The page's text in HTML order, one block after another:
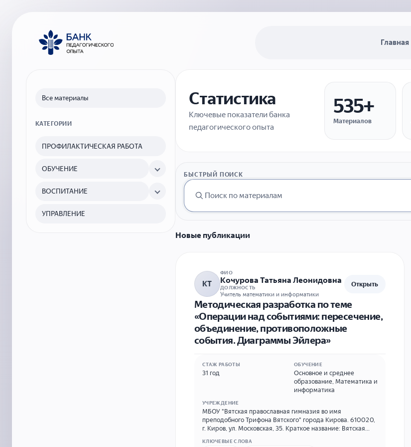
Главная
Все материалы
КАТЕГОРИИ
ПРОФИЛАКТИЧЕСКАЯ РАБОТА
ОБУЧЕНИЕ
ВОСПИТАНИЕ
УПРАВЛЕНИЕ
Статистика
Ключевые показатели банка
педагогического опыта
535+
Материалов
БЫСТРЫЙ ПОИСК
Новые публикации
КТ
ФИО
Кочурова Татьяна Леонидовна
ДОЛЖНОСТЬ
Учитель математики и информатики
Открыть
Методическая разработка по теме
«Операции над событиями: пересечение,
объединение, противоположные
события. Диаграммы Эйлера»
СТАЖ РАБОТЫ
31 год
ОБУЧЕНИЕ
Основное и среднее
образование Математика и
информатика
УЧРЕЖДЕНИЕ
МБОУ "Вятская православная гимназия во имя
преподобного Трифона Вятского" города Кирова. 610020,
г. Киров, ул. Московская, 35. Краткое название: Вятская
vpg-kirov@yandex.ru
КЛЮЧЕВЫЕ СЛОВА